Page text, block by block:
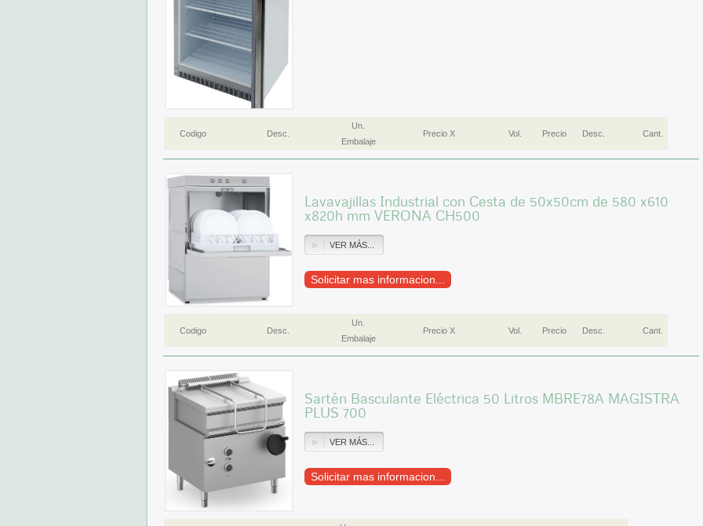
Codigo Desc.
Un.
Embalaje
Precio X Vol. Precio Desc. Cant.
Lavavajillas Industrial con Cesta de 50x50cm de 580 x610
x820h mm VERONA CH500
VER MÁS...
Solicitar mas informacion...
Codigo Desc.
Un.
Embalaje
Precio X Vol. Precio Desc. Cant.
Sartén Basculante Eléctrica 50 Litros MBRE78A MAGISTRA
PLUS 700
VER MÁS...
Solicitar mas informacion...